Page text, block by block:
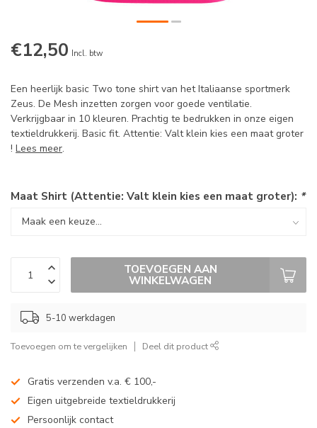
€12,50 Incl. btw
Een heerlijk basic Two tone shirt van het Italiaanse sportmerk
Zeus. De Mesh inzetten zorgen voor goede ventilatie.
Verkrijgbaar in 10 kleuren. Prachtig te bedrukken in onze eigen
textieldrukkerij. Basic fit. Attentie: Valt klein kies een maat groter
! Lees meer.
Maat Shirt (Attentie: Valt klein kies een maat groter): *
TOEVOEGEN AAN
WINKELWAGEN
5-10 werkdagen
Toevoegen om te vergelijken Deel dit product
Gratis verzenden v.a. € 100,-
Eigen uitgebreide textieldrukkerij
Persoonlijk contact